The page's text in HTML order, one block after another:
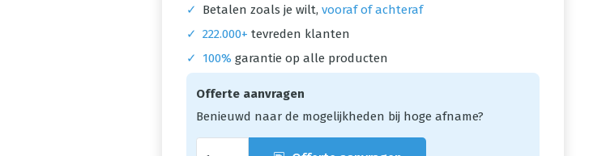
✓
Betalen zoals je wilt, vooraf of achteraf
✓ 222.000+ tevreden klanten
✓
100% garantie op alle producten
Offerte aanvragen
Benieuwd naar de mogelijkheden bij hoge afname?